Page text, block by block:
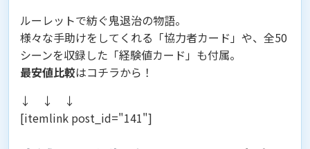
ルーレットで紡ぐ鬼退治の物語。
様々な手助けをしてくれる「協力者カード」や、全50
シーンを収録した「経験値カード」も付属。
最安値比較はコチラから！
↓ ↓ ↓
[itemlink post_id="141"]